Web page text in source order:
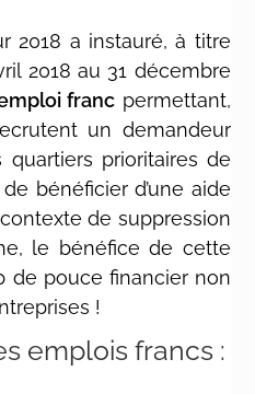
2018 a instauré, à titre
2018 au 31 décembre
franc permettant,
un demandeur
quartiers prioritaires de
bénéficier d’une aide
de suppression
le bénéfice de cette
de pouce financier non
!
emplois francs :